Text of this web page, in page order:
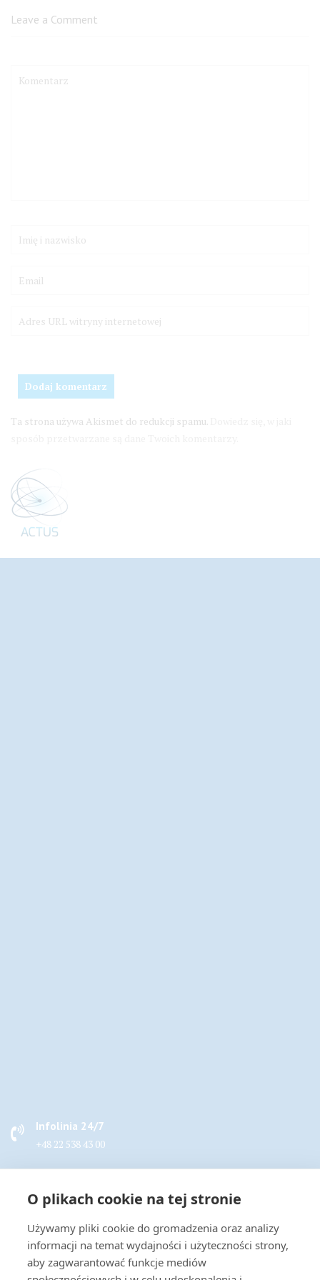
Leave a Comment
Ta strona używa Akismet do redukcji spamu.
Infolinia 24/7
+48 22 538 43 00
handel@actus-info.pl
Biuro
Wrocław, ul. Borowska 283B
O plikach cookie na tej stronie
Używamy pliki cookie do gromadzenia oraz analizy
informacji na temat wydajności i użyteczności strony,
aby zagwarantować funkcje mediów